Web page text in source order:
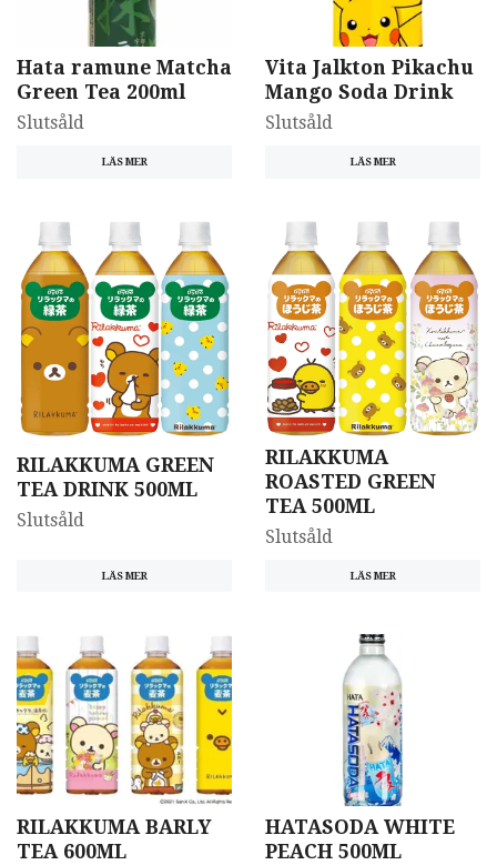
Hata ramune Matcha
Green Tea 200ml
Slutsåld
LÄS MER
Vita Jalkton Pikachu
Mango Soda Drink
Slutsåld
LÄS MER
RILAKKUMA GREEN
TEA DRINK 500ML
Slutsåld
LÄS MER
RILAKKUMA
ROASTED GREEN
TEA 500ML
Slutsåld
LÄS MER
RILAKKUMA BARLY
TEA 600ML
HATASODA WHITE
PEACH 500ML